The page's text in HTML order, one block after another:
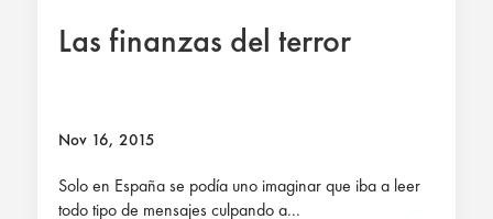
Las finanzas del terror
Nov 16, 2015
Solo en España se podía uno imaginar que iba a leer
todo tipo de mensajes culpando a...